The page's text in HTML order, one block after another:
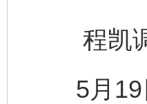
程凯调
5月19日